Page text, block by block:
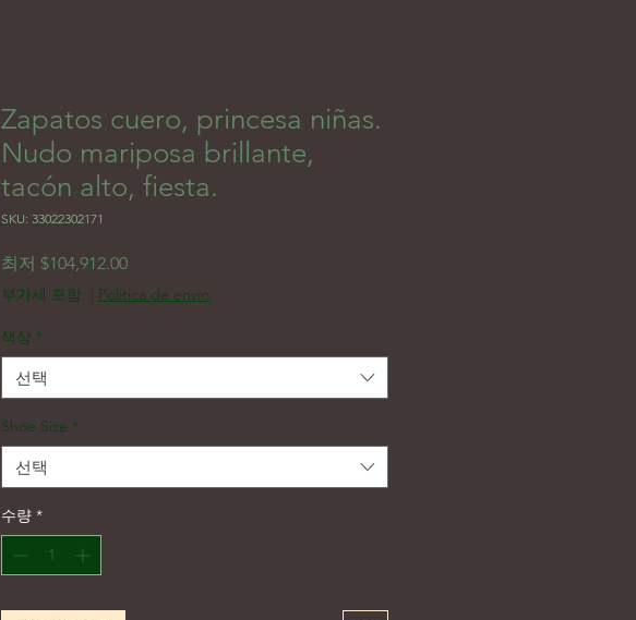
Zapatos cuero, princesa niñas.
Nudo mariposa brillante,
tacón alto, fiesta.
SKU: 33022302171
최저 $104,912.00할인가
부가세 포함: | Politica de envio
색상 *
선택
Shoe Size *
선택
수량 *